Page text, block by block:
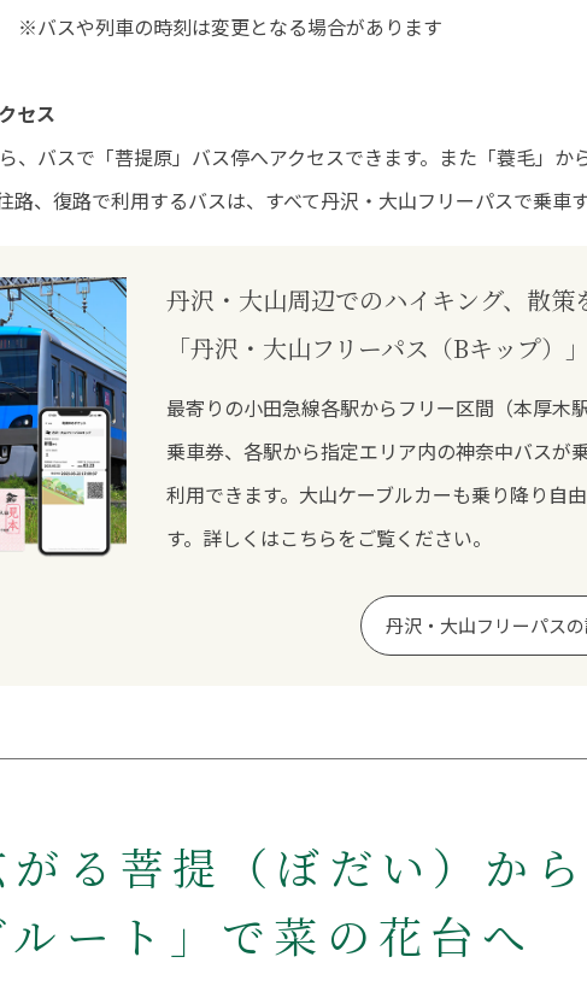
バスや列車の時刻は変更となる場合があります
セス
、バスで「菩提原」バス停へアクセスできます。また「蓑毛」か
路、復路で利用するバスは、すべて丹沢・大山フリーパスで乗車
丹沢・大山周辺でのハイキング、散策
「丹沢・大山フリーパス（Bキップ）
最寄りの小田急線各駅からフリー区間（本厚木
乗車券、各駅から指定エリア内の神奈中バスが
利用できます。大山ケーブルカーも乗り降り自
す。詳しくはこちらをご覧ください。
丹沢・大山フリーパス
る菩提（ぼだい）か
ート」で菜の花台へ